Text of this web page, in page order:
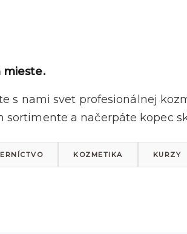
mieste.
s nami svet profesionálnej
a načerpáte kopec
KOZMETIKA KURZY